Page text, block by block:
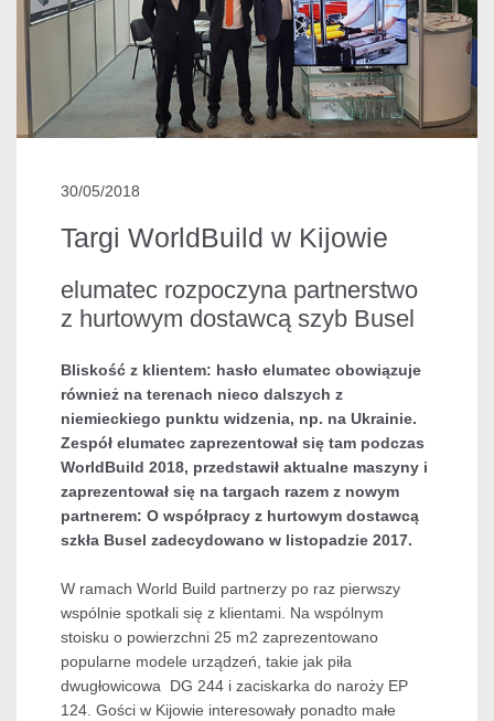
30/05/2018
Targi WorldBuild w Kijowie
elumatec rozpoczyna partnerstwo
z hurtowym dostawcą szyb Busel
Bliskość z klientem: hasło elumatec obowiązuje
również na terenach nieco dalszych z
niemieckiego punktu widzenia, np. na Ukrainie.
Zespół elumatec zaprezentował się tam podczas
WorldBuild 2018, przedstawił aktualne maszyny i
zaprezentował się na targach razem z nowym
partnerem: O współpracy z hurtowym dostawcą
szkła Busel zadecydowano w listopadzie 2017.
W ramach World Build partnerzy po raz pierwszy
wspólnie spotkali się z klientami. Na wspólnym
stoisku o powierzchni 25 m2 zaprezentowano
popularne modele urządzeń, takie jak piła
dwugłowicowa DG 244 i zaciskarka do naroży EP
124. Gości w Kijowie interesowały ponadto małe